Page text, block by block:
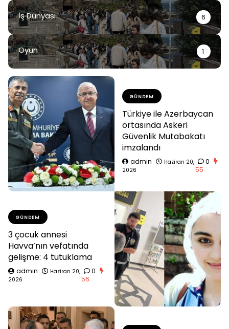
İş Dünyası 6
Oyun 1
GÜNDEM
Türkiye ile Azerbaycan
ortasında Askeri
Güvenlik Mutabakatı
imzalandı
admin
Haziran 20,
2026
0
55
GÜNDEM
3 çocuk annesi
Havva’nın vefatında
gelişme: 4 tutuklama
admin
Haziran 20,
2026
0
56